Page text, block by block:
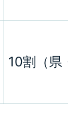
10割（県